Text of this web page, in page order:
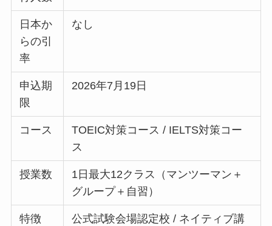
日本か
らの引
率
なし
申込期
限
2026年7月19日
コース
TOEIC対策コース / IELTS対策コー
ス
授業数
1日最大12クラス（マンツーマン＋
グループ＋自習）
特徴
公式試験会場認定校 / ネイティブ講